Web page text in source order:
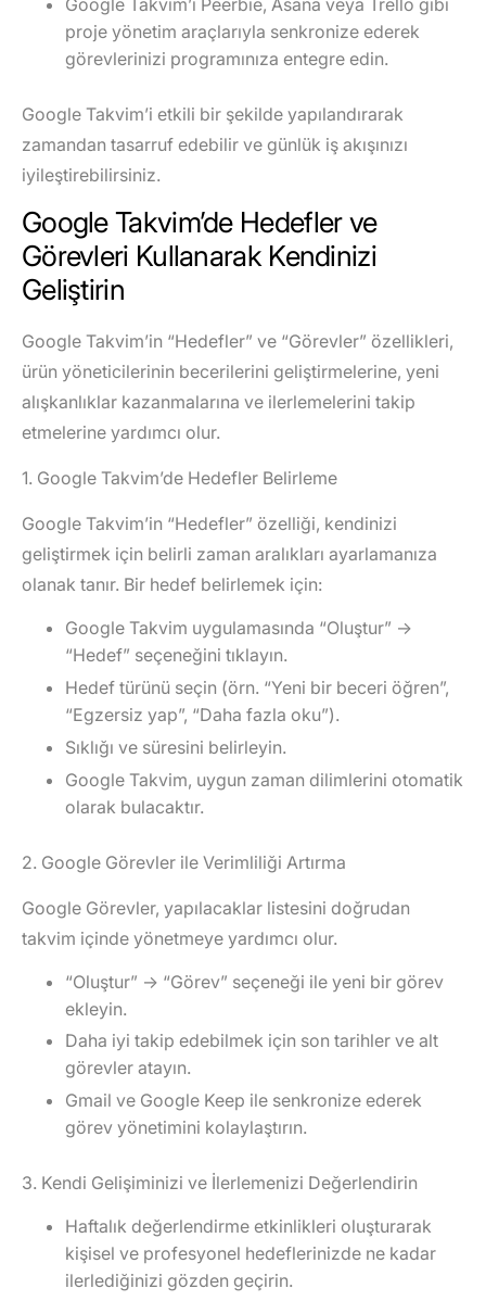
Google Takvim’i Peerbie, Asana veya Trello gibi
proje yönetim araçlarıyla senkronize ederek
görevlerinizi programınıza entegre edin.
Google Takvim’i etkili bir şekilde yapılandırarak
zamandan tasarruf edebilir ve günlük iş akışınızı
iyileştirebilirsiniz.
Google Takvim’de Hedefler ve
Görevleri Kullanarak Kendinizi
Geliştirin
Google Takvim’in “Hedefler” ve “Görevler” özellikleri,
ürün yöneticilerinin becerilerini geliştirmelerine, yeni
alışkanlıklar kazanmalarına ve ilerlemelerini takip
etmelerine yardımcı olur.
1. Google Takvim’de Hedefler Belirleme
Google Takvim’in “Hedefler” özelliği, kendinizi
geliştirmek için belirli zaman aralıkları ayarlamanıza
olanak tanır. Bir hedef belirlemek için:
Google Takvim uygulamasında “Oluştur” →
“Hedef” seçeneğini tıklayın.
Hedef türünü seçin (örn. “Yeni bir beceri öğren”,
“Egzersiz yap”, “Daha fazla oku”).
Sıklığı ve süresini belirleyin.
Google Takvim, uygun zaman dilimlerini otomatik
olarak bulacaktır.
2. Google Görevler ile Verimliliği Artırma
Google Görevler, yapılacaklar listesini doğrudan
takvim içinde yönetmeye yardımcı olur.
“Oluştur” → “Görev” seçeneği ile yeni bir görev
ekleyin.
Daha iyi takip edebilmek için son tarihler ve alt
görevler atayın.
Gmail ve Google Keep ile senkronize ederek
görev yönetimini kolaylaştırın.
3. Kendi Gelişiminizi ve İlerlemenizi Değerlendirin
Haftalık değerlendirme etkinlikleri oluşturarak
kişisel ve profesyonel hedeflerinizde ne kadar
ilerlediğinizi gözden geçirin.